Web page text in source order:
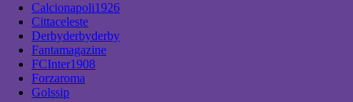
Calcionapoli1926
Cittaceleste
Derbyderbyderby
Fantamagazine
FCInter1908
Forzaroma
Golssip